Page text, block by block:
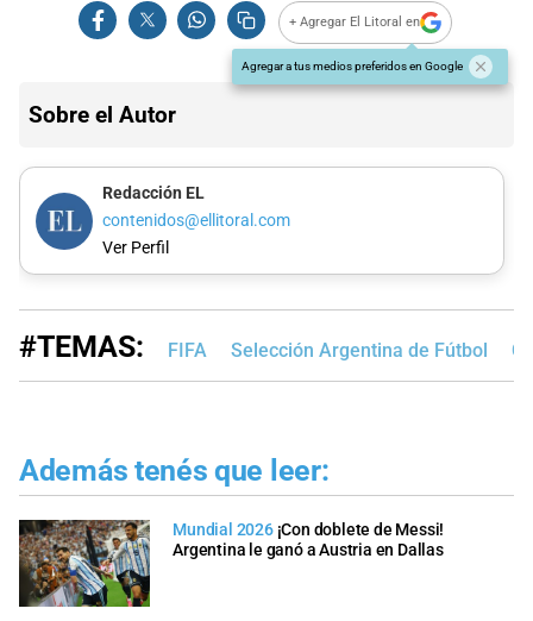
+ Agregar El Litoral en
Agregar a tus medios preferidos en Google
Sobre el Autor
Redacción EL
contenidos@ellitoral.com
Ver Perfil
#TEMAS: FIFA Selección Argentina de Fútbol
Además tenés que leer:
Mundial 2026 ¡Con doblete de Messi!
Argentina le ganó a Austria en Dallas